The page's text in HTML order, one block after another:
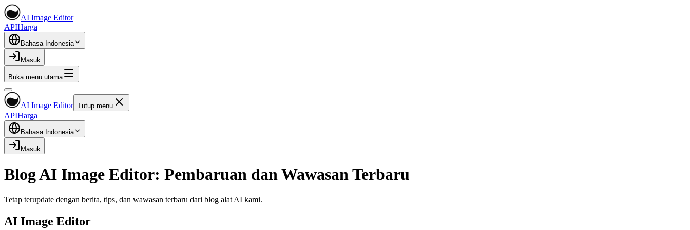
AI Image Editor
APIHarga
Bahasa Indonesia
Masuk
Buka menu utama
AI Image Editor Tutup menu
APIHarga
Bahasa Indonesia
Masuk
Blog AI Image Editor: Pembaruan dan Wawasan Terbaru
Tetap terupdate dengan berita, tips, dan wawasan terbaru dari blog alat AI kami.
AI Image Editor